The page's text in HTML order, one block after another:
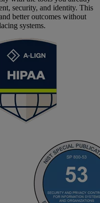
security, and identity. This
better outcomes without
systems.